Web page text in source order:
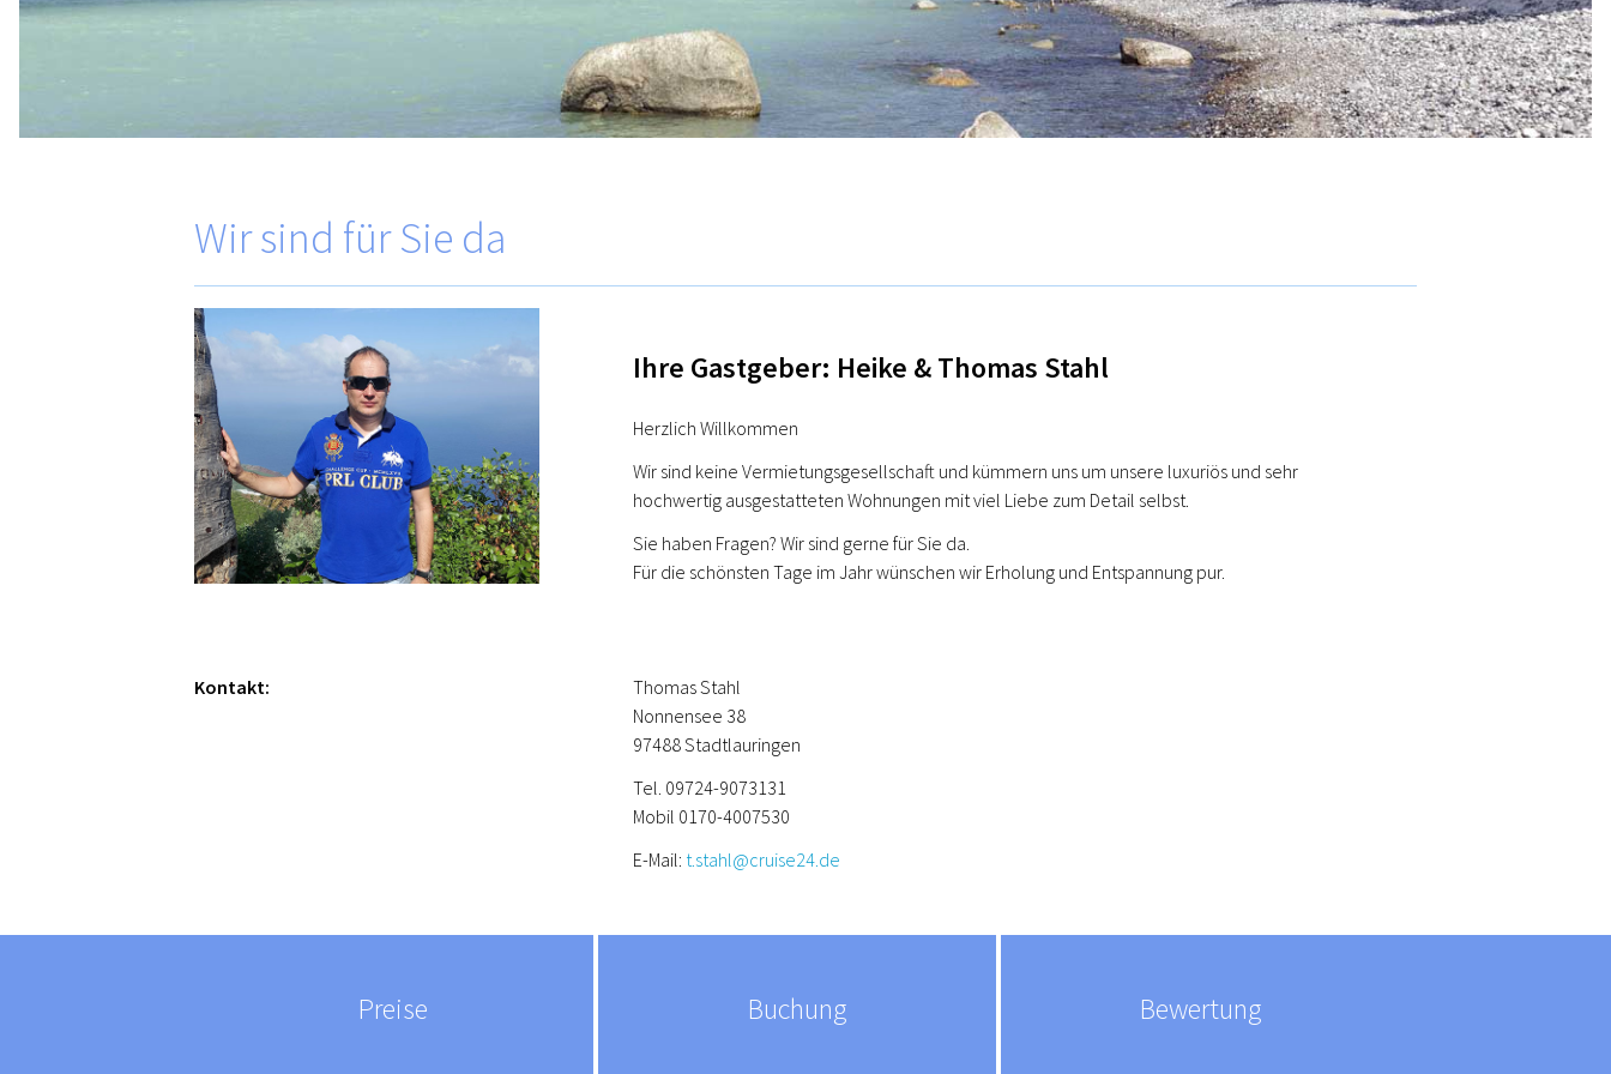
Wir sind für Sie da
Ihre Gastgeber: Heike & Thomas Stahl
Herzlich Willkommen
Wir sind keine Vermietungsgesellschaft und kümmern uns um unsere luxuriös und sehr
hochwertig ausgestatteten Wohnungen mit viel Liebe zum Detail selbst.
Sie haben Fragen? Wir sind gerne für Sie da.
Für die schönsten Tage im Jahr wünschen wir Erholung und Entspannung pur.
Kontakt:
Thomas Stahl
Nonnensee 38
97488 Stadtlauringen
Tel. 09724-9073131
Mobil 0170-4007530
E-Mail: t.stahl@cruise24.de
Preise Buchung Bewertung